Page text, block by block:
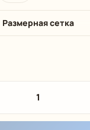
Размерная сетка
1